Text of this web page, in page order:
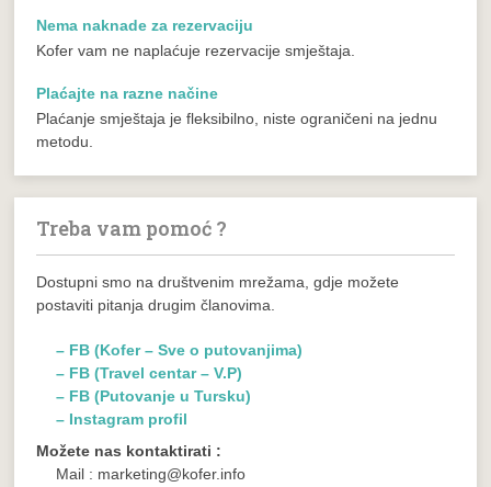
Nema naknade za rezervaciju
Kofer vam ne naplaćuje rezervacije smještaja.
Plaćajte na razne načine
Plaćanje smještaja je fleksibilno, niste ograničeni na jednu
metodu.
Treba vam pomoć ?
Dostupni smo na društvenim mrežama, gdje možete
postaviti pitanja drugim članovima.
– FB (Kofer – Sve o putovanjima)
– FB (Travel centar – V.P)
– FB (Putovanje u Tursku)
– Instagram profil
Možete nas kontaktirati :
Mail : marketing@kofer.info